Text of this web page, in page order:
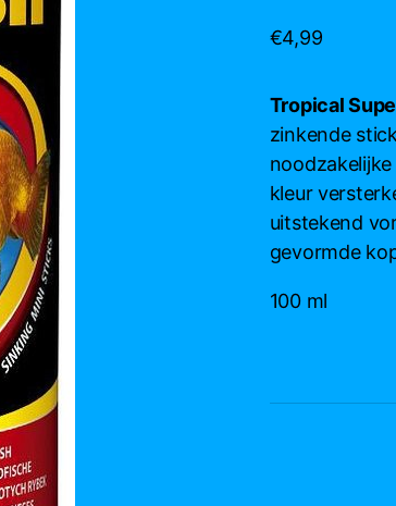
€4,99
Tropical
zinkende
kleur
uitstekend
gevormde
100 ml